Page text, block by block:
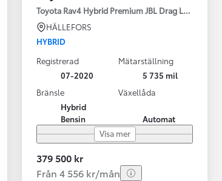
Toyota Rav4 Hybrid Premium JBL Drag Led ramp
HÄLLEFORS
HYBRID
Registrerad
07-2020
Mätarställning
5 735 mil
Bränsle
Hybrid
Bensin
Växellåda
Automat
Visa mer
379 500 kr
Från 4 556 kr/mån